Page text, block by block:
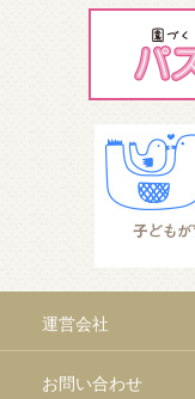
運営会社
お問い合わせ